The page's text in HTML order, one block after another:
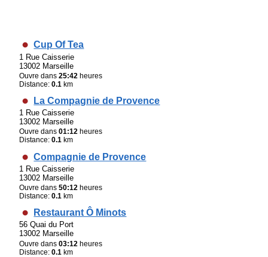
Cup Of Tea
1 Rue Caisserie
13002 Marseille
Ouvre dans25:42 heures
Distance:0.1 km
La Compagnie de Provence
1 Rue Caisserie
13002 Marseille
Ouvre dans01:12 heures
Distance:0.1 km
Compagnie de Provence
1 Rue Caisserie
13002 Marseille
Ouvre dans50:12 heures
Distance:0.1 km
Restaurant Ô Minots
56 Quai du Port
13002 Marseille
Ouvre dans03:12 heures
Distance:0.1 km